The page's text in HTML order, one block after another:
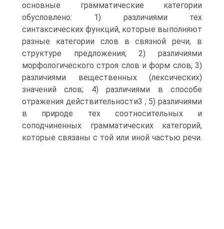
основные грамматические категории
обусловлено: 1) различиями тех
синтаксических функций, которые выполняют
разные категории слов в связной речи, в
структуре предложения; 2) различиями
морфологического строя слов и форм слов; 3)
различиями вещественных (лексических)
значений слов; 4) различиями в способе
отражения действительности3 ; 5) различиями
в природе тех соотносительных и
соподчиненных грамматических категорий,
которые связаны с той или иной частью речи.